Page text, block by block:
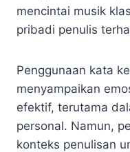
mencintai musik
pribadi penulis
Penggunaan kata
menyampaikan
efektif, terutama
personal. Namun,
konteks penulisan